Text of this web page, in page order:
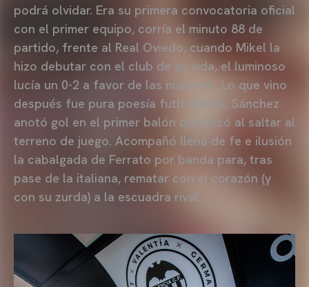
podrá olvidar. Era su primera convocatoria oficial
con el primer equipo, corría el minuto 88 de
partido, frente al Real Oviedo, cuando Mikel la
hizo debutar con el club de su vida, el luminoso
lucía un 0-2 a favor de las nuestras. Lo que vino
después fue pura poesía futbolística, Sánchez
anotó gol en el primer balón que tocó al saltar al
terreno de juego. Acompañó llena de fe e ilusión
la cabalgada de Ferrato por banda para, tras
pase de la italiana, rematar con el corazón (y
con su zurda) a la escuadra rival.